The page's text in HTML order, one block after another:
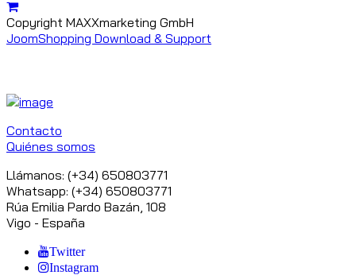
Copyright MAXXmarketing GmbH
JoomShopping Download & Support
Contacto
Quiénes somos
Llámanos: (+34) 650803771
Whatsapp: (+34) 650803771
Rúa Emilia Pardo Bazán, 108
Vigo - España
Twitter
Instagram